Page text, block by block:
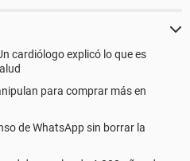
cardiólogo explicó lo que es
para comprar más en
de WhatsApp sin borrar la